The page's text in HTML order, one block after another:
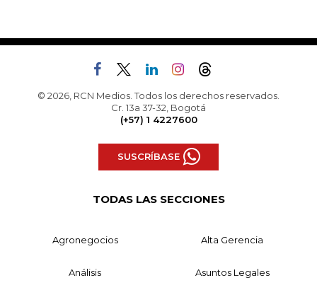
© 2026, RCN Medios. Todos los derechos reservados.
Cr. 13a 37-32, Bogotá
(+57) 1 4227600
SUSCRÍBASE
TODAS LAS SECCIONES
Agronegocios Alta Gerencia
Análisis Asuntos Legales